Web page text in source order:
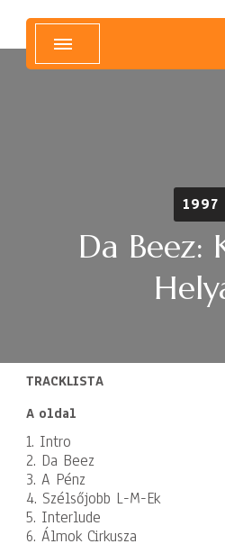
1997
Da Beez:
TRACKLISTA
A oldal
1. Intro
2. Da Beez
3. A Pénz
4. Szélsőjobb L-M-Ek
5. Interlude
6. Álmok Cirkusza